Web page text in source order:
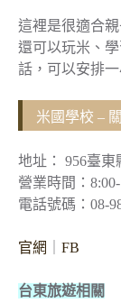
這裡是很適合
還可以玩米、
話，可以安排
米國學校 –
地址： 956臺東
營業時間：
電話號碼：08-
官網 FB
台東旅遊相關